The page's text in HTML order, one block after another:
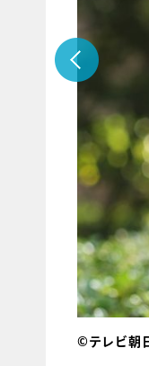
©テレビ朝